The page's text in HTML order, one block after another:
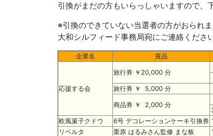
引換がまだの方もいらっしゃいますので、
※引換のできていない当選者の方がおられま
大和シルフィード事務局宛にご連絡くだ
企業名 賞品
応援する会
旅行券 ￥20,000 分
旅行券 ￥ 5,000 分
商品券 ￥ 2,000 分
欧風菓子クドウ
6号 デコレーションケーキ引換券
リベルタ
栗原 はるみさん監修 まな板